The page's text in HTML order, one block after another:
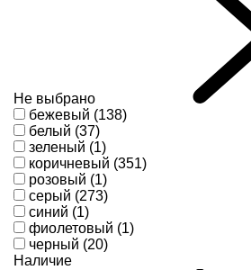
Не выбрано
бежевый (138)
белый (37)
зеленый (1)
коричневый (351)
розовый (1)
серый (273)
синий (1)
фиолетовый (1)
черный (20)
Наличие